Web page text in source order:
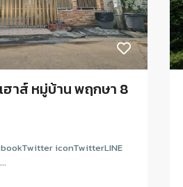
ฮาส์ หมู่บ้าน พฤกษา 8
iconTwitterLINE